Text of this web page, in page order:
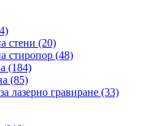
стени (20)
стиропор (48)
(184)
(85)
лазерно гравиране (33)